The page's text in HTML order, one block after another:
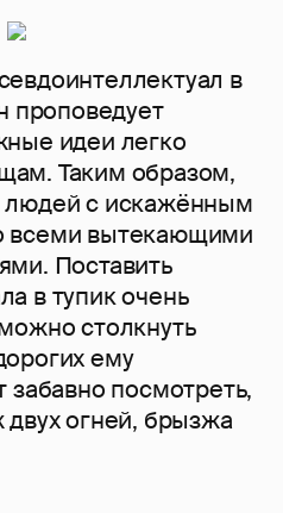
в
проповедует
идеи легко
Таким образом,
людей с искажённым
всеми вытекающими
Поставить
в тупик очень
столкнуть
ему
забавно посмотреть,
огней, брызжа